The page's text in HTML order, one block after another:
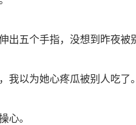
出五个手指，没想到昨夜被
我以为她心疼瓜被别人吃了。
心。